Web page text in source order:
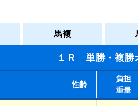
馬複
１Ｒ 単勝・複
性齢
負担
重量